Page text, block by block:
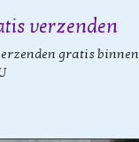
verzenden
gratis binnen